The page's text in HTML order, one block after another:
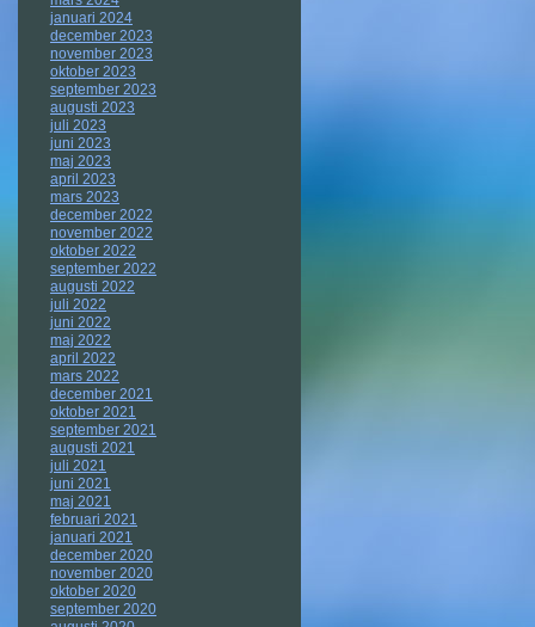
januari 2024
december 2023
november 2023
oktober 2023
september 2023
augusti 2023
juli 2023
juni 2023
maj 2023
april 2023
mars 2023
december 2022
november 2022
oktober 2022
september 2022
augusti 2022
juli 2022
juni 2022
maj 2022
april 2022
mars 2022
december 2021
oktober 2021
september 2021
augusti 2021
juli 2021
juni 2021
maj 2021
februari 2021
januari 2021
december 2020
november 2020
oktober 2020
september 2020